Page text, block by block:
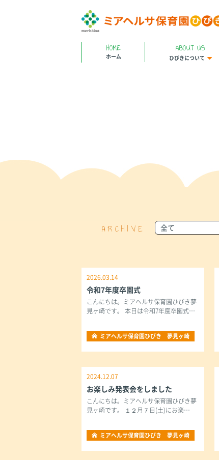
HOME
ホーム
ABOUT US
ひびきについて
ARCHIVE
2026.03.14
令和7年度卒園式
こんにちは。ミアヘルサ保育園ひびき夢
見ヶ崎です。 本日は令和7年度卒園式…
ミアヘルサ保育園ひびき 夢見ヶ崎
2024.12.07
お楽しみ発表会をしました
こんにちは。ミアヘルサ保育園ひびき夢
見ヶ崎です。 １２月７日(土)にお楽…
ミアヘルサ保育園ひびき 夢見ヶ崎